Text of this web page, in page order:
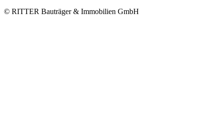
© RITTER Bauträger & Immobilien GmbH